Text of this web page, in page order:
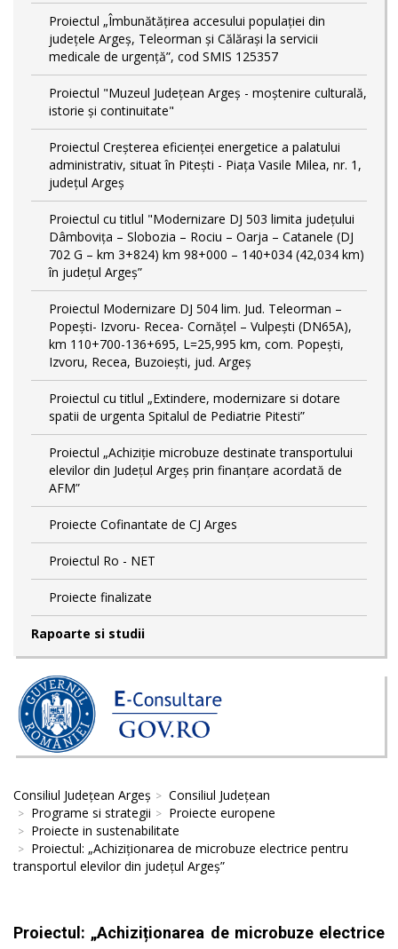
Proiectul „Îmbunătățirea accesului populației din
județele Argeș, Teleorman și Călărași la servicii
medicale de urgență”, cod SMIS 125357
Proiectul "Muzeul Județean Argeș - moștenire culturală,
istorie și continuitate"
Proiectul Creşterea eficienţei energetice a palatului
administrativ, situat în Piteşti - Piaţa Vasile Milea, nr. 1,
judeţul Argeş
Proiectul cu titlul "Modernizare DJ 503 limita județului
Dâmbovița – Slobozia – Rociu – Oarja – Catanele (DJ
702 G – km 3+824) km 98+000 – 140+034 (42,034 km)
în județul Argeș”
Proiectul Modernizare DJ 504 lim. Jud. Teleorman –
Popeşti- Izvoru- Recea- Cornăţel – Vulpeşti (DN65A),
km 110+700-136+695, L=25,995 km, com. Popeşti,
Izvoru, Recea, Buzoieşti, jud. Argeş
Proiectul cu titlul „Extindere, modernizare si dotare
spatii de urgenta Spitalul de Pediatrie Pitesti”
Proiectul „Achiziție microbuze destinate transportului
elevilor din Județul Argeș prin finanțare acordată de
AFM”
Proiecte Cofinantate de CJ Arges
Proiectul Ro - NET
Proiecte finalizate
Rapoarte si studii
Consiliul Județean Argeș
Consiliul Județean
Programe si strategii
Proiecte europene
Proiecte in sustenabilitate
Proiectul: „Achiziționarea de microbuze electrice pentru
transportul elevilor din județul Argeș”
Proiectul: „Achiziționarea de microbuze electrice